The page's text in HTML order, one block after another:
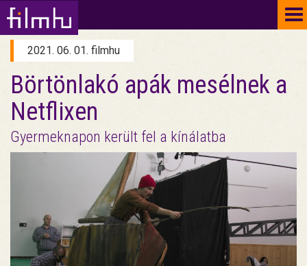
2021. 06. 01. filmhu
Börtönlakó apák mesélnek a
Netflixen
Gyermeknapon került fel a kínálatba